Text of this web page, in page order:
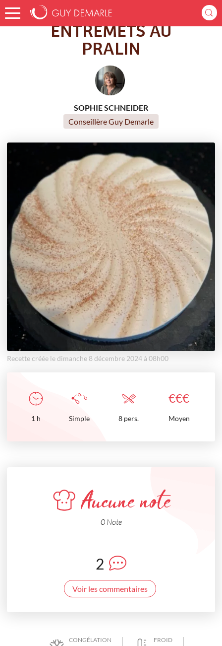
Accueil Recettes ENTREMETS AU PRALIN
ENTREMETS AU
PRALIN
SOPHIE SCHNEIDER
Conseillère Guy Demarle
Recette créée le dimanche 8 décembre 2024 à 08h00
€€€
1 h Simple 8 pers. Moyen
Aucune note
0 Note
2
Voir les commentaires
CONGÉLATION FROID